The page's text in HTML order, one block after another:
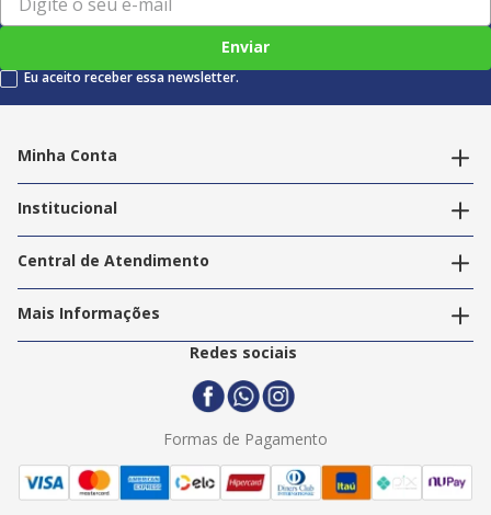
Enviar
Eu aceito receber essa newsletter.
Minha Conta
Editar endereços
Institucional
Nossas Lojas
Trabalhe Conosco
Central de Atendimento
Política de Privacidade
Termos e Condições
Politica de Entrega
Mais Informações
2ª Via Nota Fiscal
Redes sociais
Formas de Pagamento